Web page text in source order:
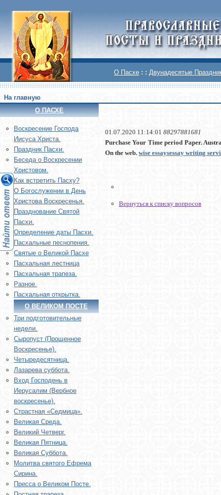
О Пасхе : : Двунадесятые
На главную
О ПАСХЕ
Воскреcение Господа
Иисуса Христа.
Праздник Пасхи.
Беседа о Воскресении
Христовом.
Как встретить Пасху?
О Богослужении в День
Христова Воскресенья.
Празднование Святой
Пасхи.
Определение даты Пасхи.
Пасхальные песнопения.
Святые о Великой Пасхе
Пасхальная лестница
Пасхальная трапеза.
Разное.
Пасхальная открытка.
О ВЕЛИКОМ ПОСТЕ
Три подготовительные
недели.
Сыропуст (Прощенное
Воскресенье).
Четыредесятница.
Лазарева суббота.
Вход Господень в
Иерусалим (Вербное
воскресенье).
Страстная «Седмица».
Великая Среда.
Великий Четверг.
Великая Пятница.
Великая Суббота.
Молитва святого Ефрема
Сирина.
Пресса о Великом Посте.
01.07.2020 11:14:01 88297881681
Purchase Your Time period Paper.
On the web. wise essaysessay writing
Вернуться к списку вопросов